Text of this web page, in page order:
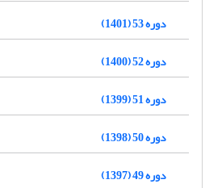
دوره 53 (1401)
دوره 52 (1400)
دوره 51 (1399)
دوره 50 (1398)
دوره 49 (1397)